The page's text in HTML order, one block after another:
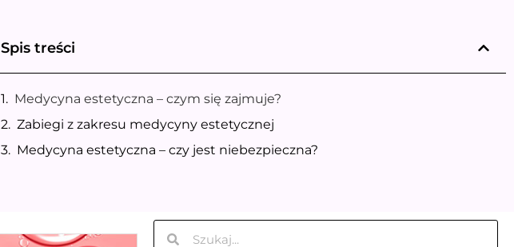
Spis treści
Medycyna estetyczna – czym się zajmuje?
Zabiegi z zakresu medycyny estetycznej
Medycyna estetyczna – czy jest niebezpieczna?